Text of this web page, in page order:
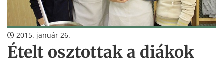
2015. január 26.
Ételt osztottak a diákok